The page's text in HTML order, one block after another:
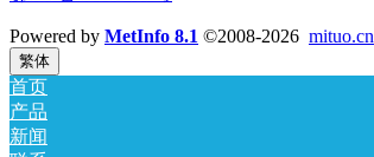
Powered by MetInfo 8.1 ©2008-2026 mituo.cn
繁体
首页
产品
新闻